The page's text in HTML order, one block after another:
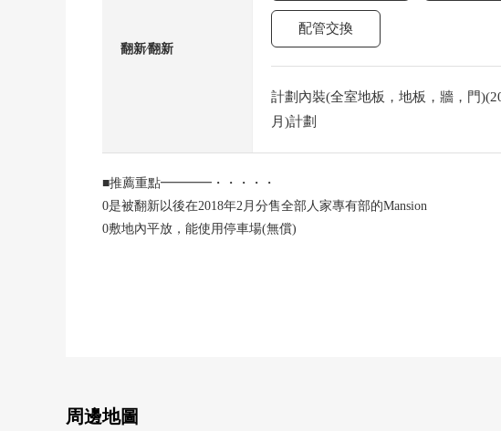
翻新⁄翻新
配管交換
計劃內裝(全室地板，地板，牆，門
月)計劃
■推薦重點━━━━・・・・・
0是被翻新以後在2018年2月分售全部人家專有部的Mansion
0敷地內平放，能使用停車場(無償)
○永旺夢樂城仙台上杉步行4分鐘的約270m
周邊地圖